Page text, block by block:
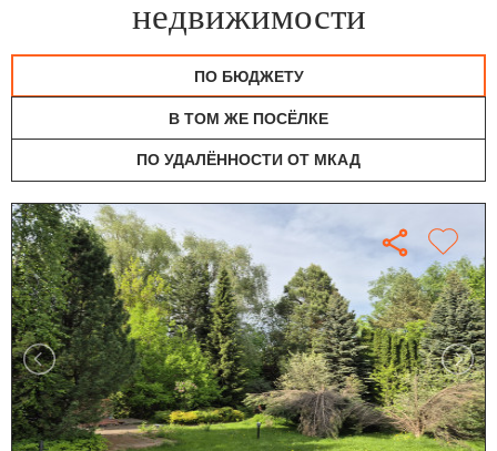
недвижимости
ПО БЮДЖЕТУ
В ТОМ ЖЕ ПОСЁЛКЕ
ПО УДАЛЁННОСТИ ОТ МКАД